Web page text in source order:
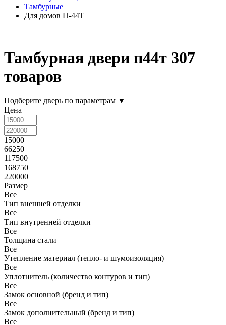
Тамбурные
Для домов П-44Т
Тамбурная двери п44т 307
товаров
Подберите дверь по параметрам ▼
Цена
15000
66250
117500
168750
220000
Размер
Все
Тип внешней отделки
Все
Тип внутренней отделки
Все
Толщина стали
Все
Утепление материал (тепло- и шумоизоляция)
Все
Уплотнитель (количество контуров и тип)
Все
Замок основной (бренд и тип)
Все
Замок дополнительный (бренд и тип)
Все